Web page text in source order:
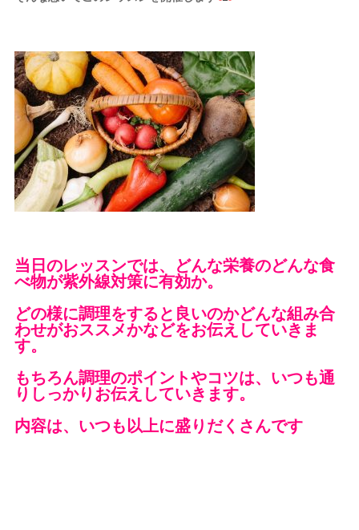
当日のレッスンでは、どんな栄養のどんな食
べ物が紫外線対策に有効か。
どの様に調理をすると良いのかどんな組み合
わせがおススメかなどをお伝えしていきま
す。
もちろん調理のポイントやコツは、いつも通
りしっかりお伝えしていきます。
内容は、いつも以上に盛りだくさんです